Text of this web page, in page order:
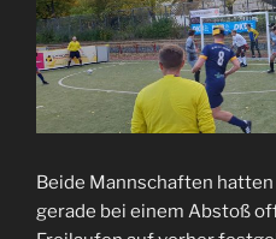
Beide Mannschaften
gerade bei einem Abstoß